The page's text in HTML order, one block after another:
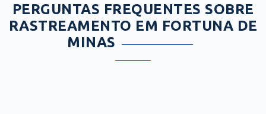
PERGUNTAS FREQUENTES SOBRE
RASTREAMENTO EM FORTUNA DE
MINAS